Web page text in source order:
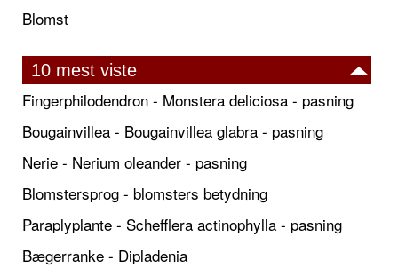
Blomst
10 mest viste
Fingerphilodendron - Monstera deliciosa - pasning
Bougainvillea - Bougainvillea glabra - pasning
Nerie - Nerium oleander - pasning
Blomstersprog - blomsters betydning
Paraplyplante - Schefflera actinophylla - pasning
Bægerranke - Dipladenia